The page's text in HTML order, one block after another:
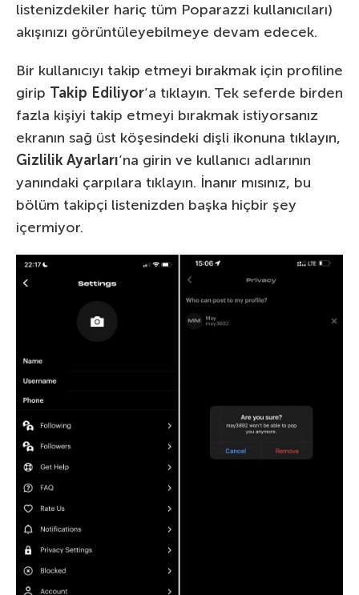
listenizdekiler hariç tüm Poparazzi kullanıcıları)
akışınızı görüntüleyebilmeye devam edecek.
Bir kullanıcıyı takip etmeyi bırakmak için profiline
girip Takip Ediliyor‘a tıklayın. Tek seferde birden
fazla kişiyi takip etmeyi bırakmak istiyorsanız
ekranın sağ üst köşesindeki dişli ikonuna tıklayın,
Gizlilik Ayarları‘na girin ve kullanıcı adlarının
yanındaki çarpılara tıklayın. İnanır mısınız, bu
bölüm takipçi listenizden başka hiçbir şey
içermiyor.